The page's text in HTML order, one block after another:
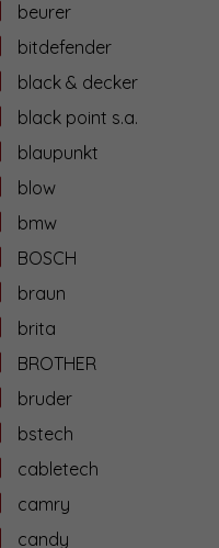
beurer
bitdefender
black & decker
black point s.a.
blaupunkt
blow
bmw
BOSCH
braun
brita
BROTHER
bruder
bstech
cabletech
camry
candy